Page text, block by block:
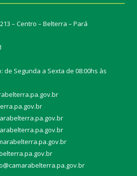
– Centro – Belterra – Pará
Segunda a Sexta de 08:00hs às
r